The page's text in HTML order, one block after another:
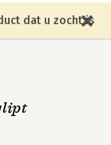
dat u zocht is
door de